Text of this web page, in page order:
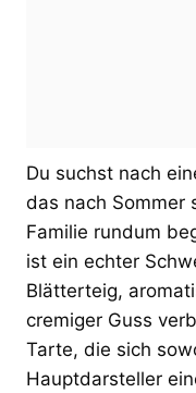
Du suchst nach
das nach Sommer
Familie rundum
ist ein echter
Blätterteig,
cremiger Guss
Tarte, die sich
Hauptdarsteller